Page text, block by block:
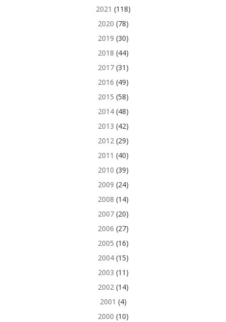
2021 (118)
2020 (78)
2019 (30)
2018 (44)
2017(31)
2016 (49)
2015 (58)
2014(48)
2013 (42)
2012(29)
2011 (40)
2010 (39)
2009 (24)
2008 (14)
2007(20)
2006 (27)
2005 (16)
2004(15)
2003 (11)
2002(14)
2001 (4)
2000 (10)